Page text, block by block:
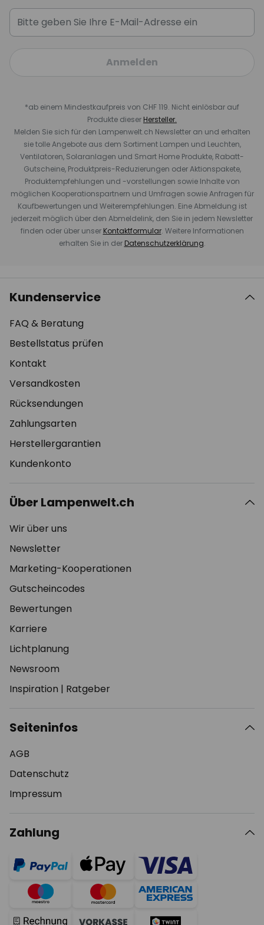
Anmelden
*ab einem Mindestkaufpreis von CHF 119. Nicht einlösbar auf
Produkte dieser Hersteller.
Melden Sie sich für den Lampenwelt.ch Newsletter an und erhalten
sie tolle Angebote aus dem Sortiment Lampen und Leuchten,
Ventilatoren, Solaranlagen und Smart Home Produkte, Rabatt-
Gutscheine, Produktpreis-Reduzierungen oder Aktionspakete,
Produktempfehlungen und -vorstellungen sowie Inhalte von
möglichen Kooperationspartnern und Umfragen sowie Anfragen für
Kaufbewertungen und Weiterempfehlungen. Eine Abmeldung ist
jederzeit möglich über den Abmeldelink, den Sie in jedem Newsletter
finden oder über unser Kontaktformular. Weitere Informationen
erhalten Sie in der Datenschutzerklärung.
Kundenservice
FAQ & Beratung
Bestellstatus prüfen
Kontakt
Versandkosten
Rücksendungen
Zahlungsarten
Herstellergarantien
Kundenkonto
Über Lampenwelt.ch
Wir über uns
Newsletter
Marketing-Kooperationen
Gutscheincodes
Bewertungen
Karriere
Lichtplanung
Newsroom
Inspiration | Ratgeber
Seiteninfos
AGB
Datenschutz
Impressum
Zahlung